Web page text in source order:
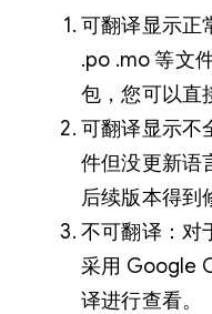
可翻译显示正
.po .mo 等文
包，您可以直
可翻译显示不
件但没更新语
后续版本得到
不可翻译：对
采用 Google
译进行查看。